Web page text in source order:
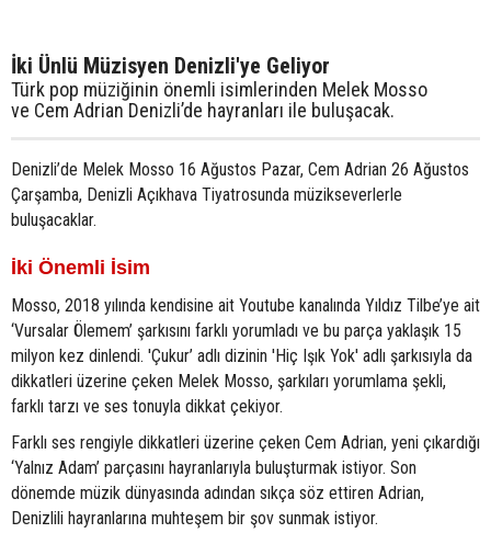
İki Ünlü Müzisyen Denizli'ye Geliyor
Türk pop müziğinin önemli isimlerinden Melek Mosso
ve Cem Adrian Denizli’de hayranları ile buluşacak.
Denizli’de Melek Mosso 16 Ağustos Pazar, Cem Adrian 26 Ağustos
Çarşamba, Denizli Açıkhava Tiyatrosunda müzikseverlerle
buluşacaklar.
İki Önemli İsim
Mosso, 2018 yılında kendisine ait Youtube kanalında Yıldız Tilbe’ye ait
‘Vursalar Ölemem’ şarkısını farklı yorumladı ve bu parça yaklaşık 15
milyon kez dinlendi. 'Çukur’ adlı dizinin 'Hiç Işık Yok' adlı şarkısıyla da
dikkatleri üzerine çeken Melek Mosso, şarkıları yorumlama şekli,
farklı tarzı ve ses tonuyla dikkat çekiyor.
Farklı ses rengiyle dikkatleri üzerine çeken Cem Adrian, yeni çıkardığı
‘Yalnız Adam’ parçasını hayranlarıyla buluşturmak istiyor. Son
dönemde müzik dünyasında adından sıkça söz ettiren Adrian,
Denizlili hayranlarına muhteşem bir şov sunmak istiyor.